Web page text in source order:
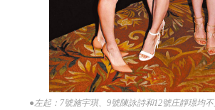
●左起：7號施宇琪、9號陳詠詩和12號庄靜璟均